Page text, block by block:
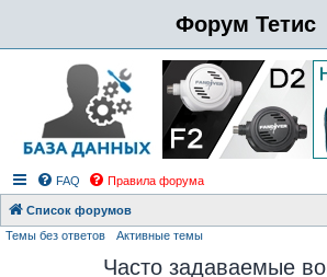
Форум Тетис
FAQ Правила форума
Список форумов
Темы без ответов Активные темы
Часто задаваемые